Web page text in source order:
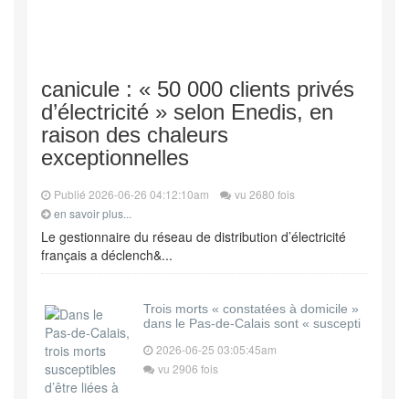
canicule : « 50 000 clients privés
d’électricité » selon Enedis, en
raison des chaleurs
exceptionnelles
Publié 2026-06-26 04:12:10am
vu 2680 fois
en savoir plus...
Le gestionnaire du réseau de distribution d’électricité
français a déclench&...
Trois morts « constatées à domicile »
dans le Pas-de-Calais sont « suscepti
2026-06-25 03:05:45am
vu 2906 fois